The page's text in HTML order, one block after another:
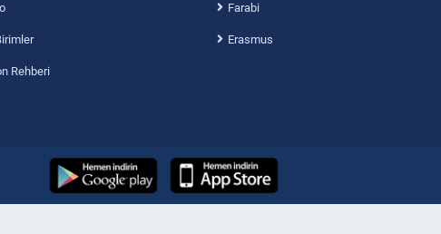
Rehberi
Farabi
Erasmus